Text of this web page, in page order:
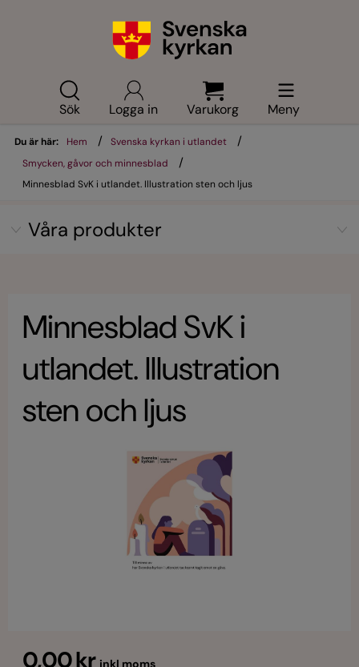
Sök Logga in Varukorg Meny
Du är här: Hem / Svenska kyrkan i utlandet /
Smycken, gåvor och minnesblad /
Minnesblad SvK i utlandet. Illustration sten och ljus
Våra produkter
Minnesblad SvK i
utlandet. Illustration
sten och ljus
0,00 kr inkl moms